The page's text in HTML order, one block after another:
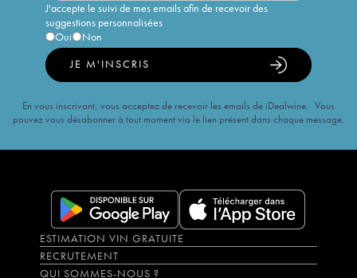
J'accepte le suivi de mes emails afin de recevoir des
suggestions personnalisées
Oui
Non
JE M'INSCRIS
En vous inscrivant, vous acceptez de recevoir les emails de iDealwine. Vous
pouvez vous désabonner à tout moment via le lien présent dans chaque message.
ESTIMATION VIN GRATUITE
RECRUTEMENT
QUI SOMMES-NOUS ?